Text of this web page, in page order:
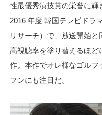
性最優秀演技賞の栄誉に輝
2016 年度 韓国テレビドラ
リサーチ）で、放送開始
高視聴率を塗り替えるほど
作。本作でオレ様なゴルフ
フンにも注目だ。